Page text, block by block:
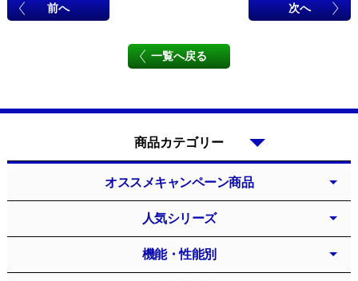
前へ 次へ
一覧へ戻る
オススメキャンペーン商品
人気シリーズ
機能・性能別
商品カテゴリー